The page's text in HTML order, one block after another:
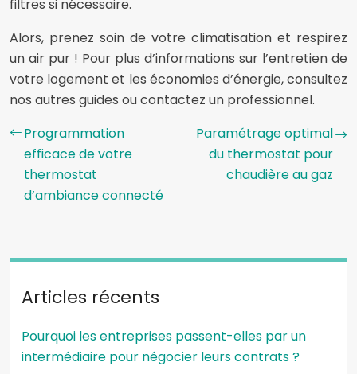
filtres si nécessaire.
Alors, prenez soin de votre climatisation et respirez
un air pur ! Pour plus d’informations sur l’entretien de
votre logement et les économies d’énergie, consultez
nos autres guides ou contactez un professionnel.
Programmation
efficace de votre
thermostat
d’ambiance connecté
Paramétrage optimal
du thermostat pour
chaudière au gaz
Articles récents
Pourquoi les entreprises passent-elles par un
intermédiaire pour négocier leurs contrats ?